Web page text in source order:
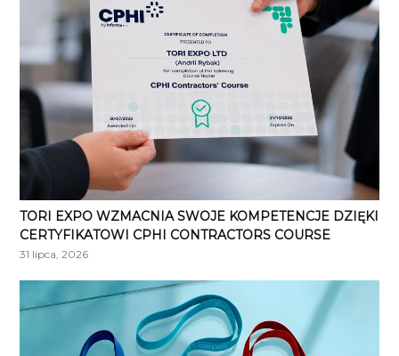
TORI EXPO WZMACNIA SWOJE KOMPETENCJE DZIĘKI
CERTYFIKATOWI CPHI CONTRACTORS COURSE
31 lipca, 2026